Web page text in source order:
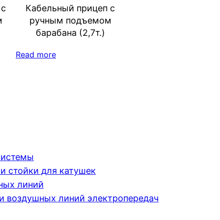
Кабельный прицеп с
ручным подъемом
барабана (2,7т.)
Read more
стойки для катушек
линий
линий электропередач